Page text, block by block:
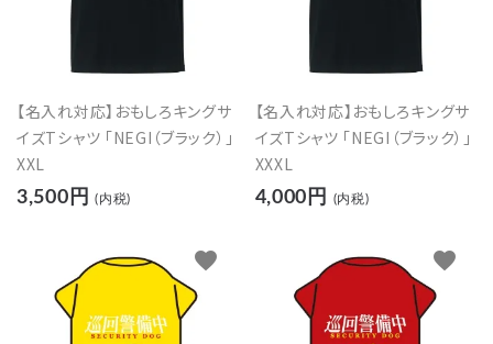
【名入れ対応】おもしろキングサ
イズTシャツ 「NEGI（ブラック）」
XXL
3,500円 (内税)
【名入れ対応】おもしろキングサ
イズTシャツ 「NEGI（ブラック）」
XXXL
4,000円 (内税)
favorite favorite